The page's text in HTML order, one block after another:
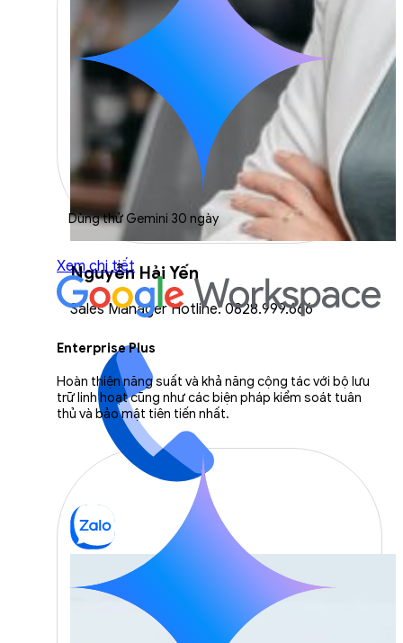
Nguyễn Hải Yến
Sales Manager Hotline: 0828.999.666
Dùng thử Gemini 30 ngày
Xem chi tiết
Enterprise Plus
Hoàn thiện năng suất và khả năng cộng tác với bộ lưu
trữ linh hoạt cũng như các biện pháp kiểm soát tuân
thủ và bảo mật tiên tiến nhất.